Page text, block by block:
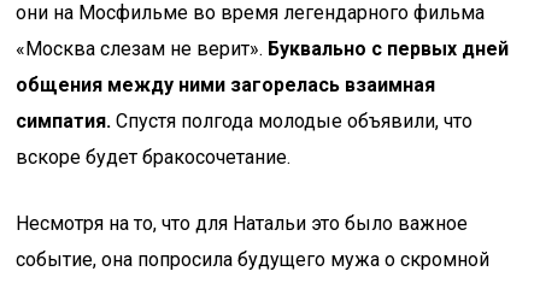
они на Мосфильме во время легендарного фильма
«Москва слезам не верит». Буквально с первых дней
общения между ними загорелась взаимная
симпатия. Спустя полгода молодые объявили, что
вскоре будет бракосочетание.
Несмотря на то, что для Натальи это было важное
событие, она попросила будущего мужа о скромной